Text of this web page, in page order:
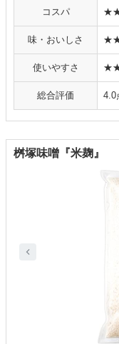
コスパ
味・おいしさ
使いやすさ
総合評価 4.0
桝塚味噌『米麹』